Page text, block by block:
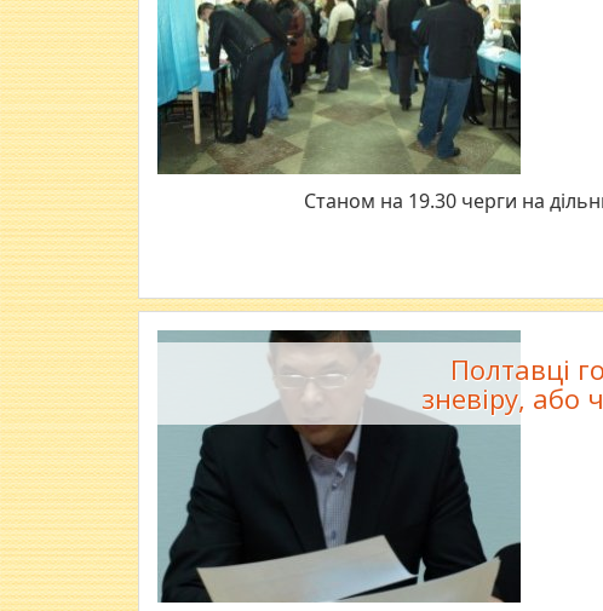
Станом на 19.30 черги на
Полтавці
зневіру, або